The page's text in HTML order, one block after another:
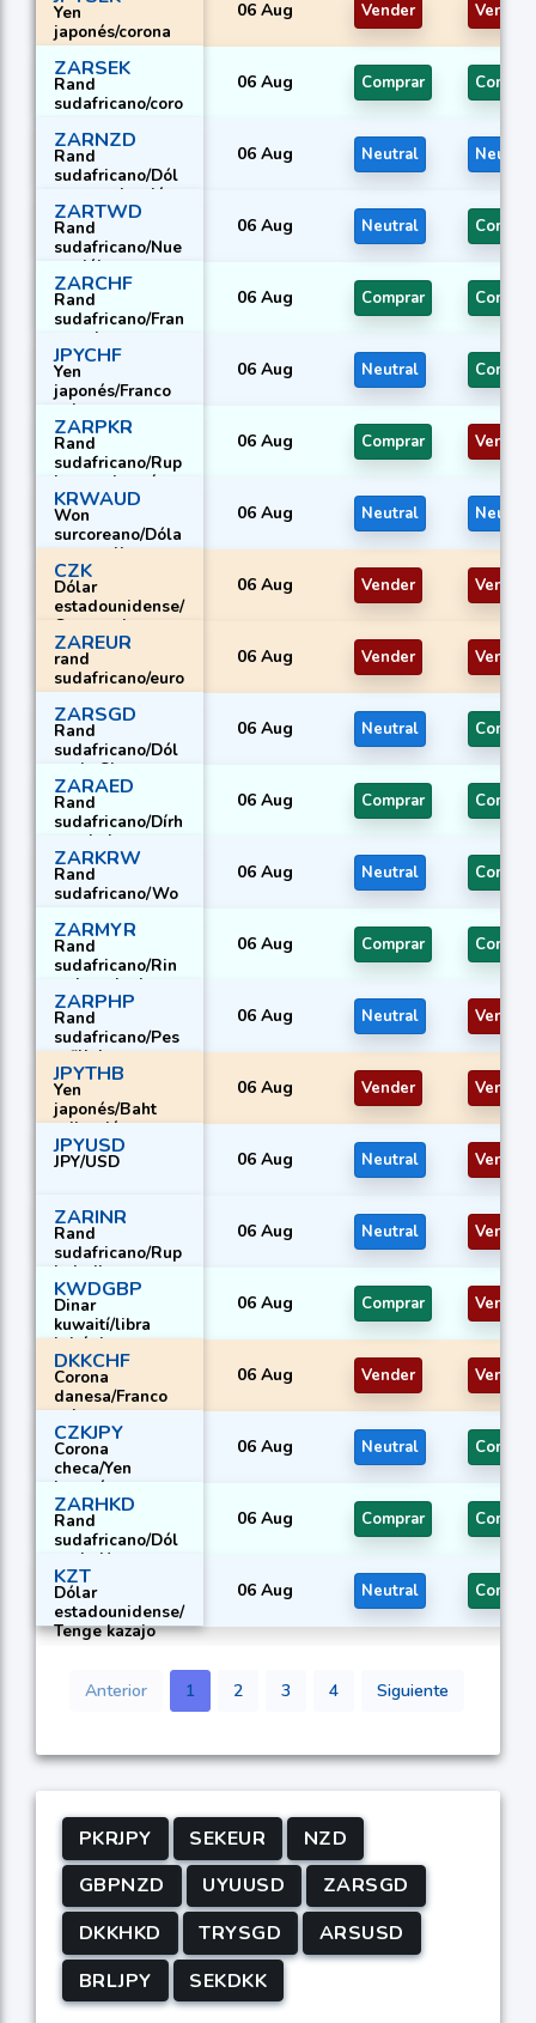
Yen
japonés/corona
sueca
06 Aug Vender Vender
ZARSEK
Rand
sudafricano/coro
06 Aug Comprar
ZARNZD
Rand
sudafricano/Dól
ar neozelandés
06 Aug Neutral Neutral
ZARTWD
Rand
sudafricano/Nue
vo dólar
taiwanés
06 Aug Neutral
ZARCHF
Rand
sudafricano/Fran
co suizo
06 Aug Comprar
JPYCHF
Yen
japonés/Franco
suizo
06 Aug Neutral
ZARPKR
Rand
sudafricano/Rup
ia paquistaní
06 Aug Comprar Vender
KRWAUD
Won
surcoreano/Dóla
r australiano
06 Aug Neutral Neutral
CZK
Dólar
estadounidense/
Corona checa
06 Aug Vender Vender
ZAREUR
rand
sudafricano/euro
06 Aug Vender Vender
ZARSGD
Rand
sudafricano/Dól
ar de Singapur
06 Aug Neutral
ZARAED
Rand
sudafricano/Dírh
am de los
Emiratos Árabes
Unidos
06 Aug Comprar
ZARKRW
Rand
sudafricano/Wo
06 Aug Neutral
ZARMYR
Rand
sudafricano/Rin
ggit malasio
06 Aug Comprar
ZARPHP
Rand
sudafricano/Pes
o filipino
06 Aug Neutral Vender
JPYTHB
Yen
japonés/Baht
tailandés
06 Aug Vender Vender
JPYUSD
JPY/USD 06 Aug Neutral Vender
ZARINR
Rand
sudafricano/Rup
ia india
06 Aug Neutral Vender
KWDGBP
Dinar
kuwaití/libra
británica
06 Aug Comprar Vender
DKKCHF
Corona
danesa/Franco
suizo
06 Aug Vender Vender
CZKJPY
Corona
checa/Yen
japonés
06 Aug Neutral
ZARHKD
Rand
sudafricano/Dól
ar de Hong
Kong
06 Aug Comprar
KZT
Dólar
estadounidense/
Tenge kazajo
06 Aug Neutral
Anterior 1 2 3 4 Siguiente
PKRJPY SEKEUR
NZD
GBPNZD
UYUUSD
ZARSGD
DKKHKD
TRYSGD
ARSUSD
BRLJPY
SEKDKK